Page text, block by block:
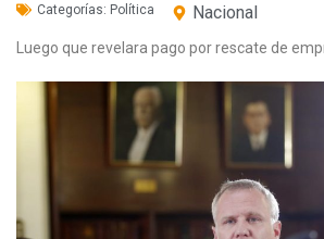
Categorías: Política Nacional
Luego que revelara pago por rescate de